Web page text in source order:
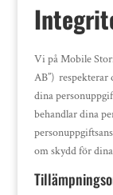
Vi på Mobile
AB”)
dina
behandlar dina
om skydd för